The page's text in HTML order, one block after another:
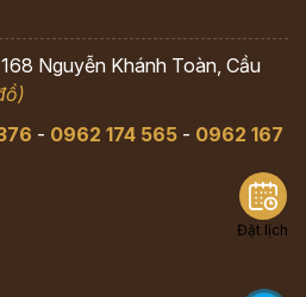
Nguyễn Khánh Toàn, Cầu
- 0962 174 565 - 0962 167
Đặt lịch